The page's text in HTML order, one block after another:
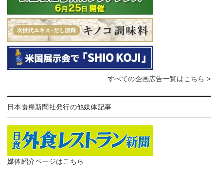
すべての企画広告一覧はこちら >
日本食糧新聞社発行の他媒体記事
媒体紹介ページはこちら